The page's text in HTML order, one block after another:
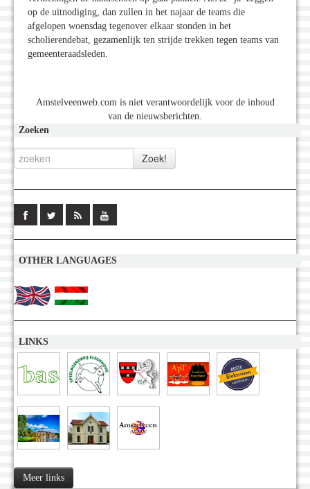
op de uitnodiging, dan zullen in het najaar de teams die
afgelopen woensdag tegenover elkaar stonden in het
scholierendebat, gezamenlijk ten strijde trekken tegen teams van
gemeenteraadsleden.
Amstelveenweb.com is niet verantwoordelijk voor de inhoud
van de nieuwsberichten.
Zoeken
OTHER LANGUAGES
LINKS
Meer links